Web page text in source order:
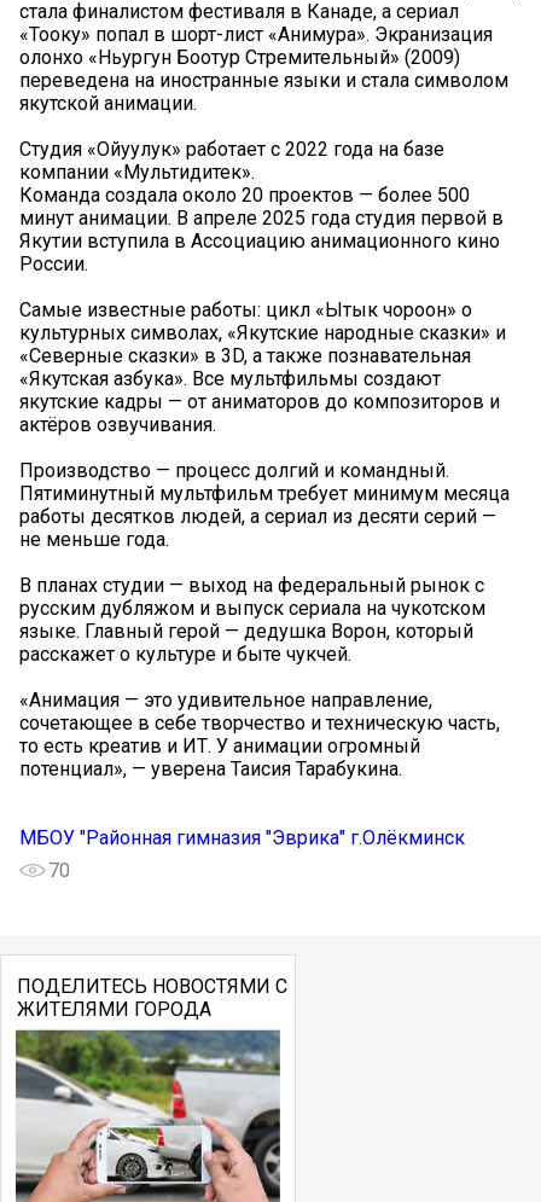
стала финалистом фестиваля в Канаде, а сериал
«Тооку» попал в шорт-лист «Анимура». Экранизация
олонхо «Ньургун Боотур Стремительный» (2009)
переведена на иностранные языки и стала символом
якутской анимации.
Студия «Ойуулук» работает с 2022 года на базе
компании «Мультидитек».
Команда создала около 20 проектов — более 500
минут анимации. В апреле 2025 года студия первой в
Якутии вступила в Ассоциацию анимационного кино
России.
Самые известные работы: цикл «Ытык чороон» о
культурных символах, «Якутские народные сказки» и
«Северные сказки» в 3D, а также познавательная
«Якутская азбука». Все мультфильмы создают
якутские кадры — от аниматоров до композиторов и
актёров озвучивания.
Производство — процесс долгий и командный.
Пятиминутный мультфильм требует минимум месяца
работы десятков людей, а сериал из десяти серий —
не меньше года.
В планах студии — выход на федеральный рынок с
русским дубляжом и выпуск сериала на чукотском
языке. Главный герой — дедушка Ворон, который
расскажет о культуре и быте чукчей.
«Анимация — это удивительное направление,
сочетающее в себе творчество и техническую часть,
то есть креатив и ИТ. У анимации огромный
потенциал», — уверена Таисия Тарабукина.
МБОУ "Районная гимназия "Эврика" г.Олёкминск
70
ПОДЕЛИТЕСЬ НОВОСТЯМИ С
ЖИТЕЛЯМИ ГОРОДА